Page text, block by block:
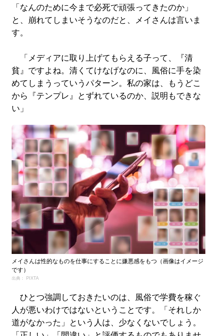
「なんのために今まで必死で頑張ってきたのか」
と、崩れてしまいそうなのだと、メイさんは言いま
す。
「メディアに取り上げてもらえる子って、『清
貧』ですよね。清くてけなげなのに、風俗に手を染
めてしまうっていうパターン。私の家は、もうどこ
から『テンプレ』とずれているのか、説明もできな
い」
メイさんは性的なものを仕事にすることに嫌悪感をもつ（画像はイメージ
です）
出典： PIXTA
ひとつ強調しておきたいのは、風俗で学費を稼ぐ
人が悪いわけではないということです。「それしか
道がなかった」という人は、少なくないでしょう。